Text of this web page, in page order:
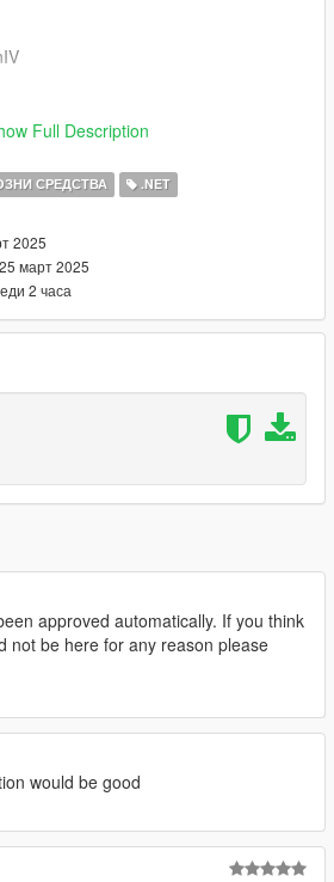
Alibyy.
Full Description
СРЕДСТВА .NET
2025
25 март 2025
2 часа
approved automatically. If you think
not be here for any reason please
would be good